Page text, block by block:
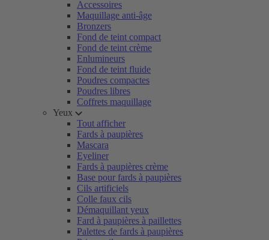
Accessoires
Maquillage anti-âge
Bronzers
Fond de teint compact
Fond de teint crème
Enlumineurs
Fond de teint fluide
Poudres compactes
Poudres libres
Coffrets maquillage
Yeux
Tout afficher
Fards à paupières
Mascara
Eyeliner
Fards à paupières crème
Base pour fards à paupières
Cils artificiels
Colle faux cils
Démaquillant yeux
Fard à paupières à paillettes
Palettes de fards à paupières